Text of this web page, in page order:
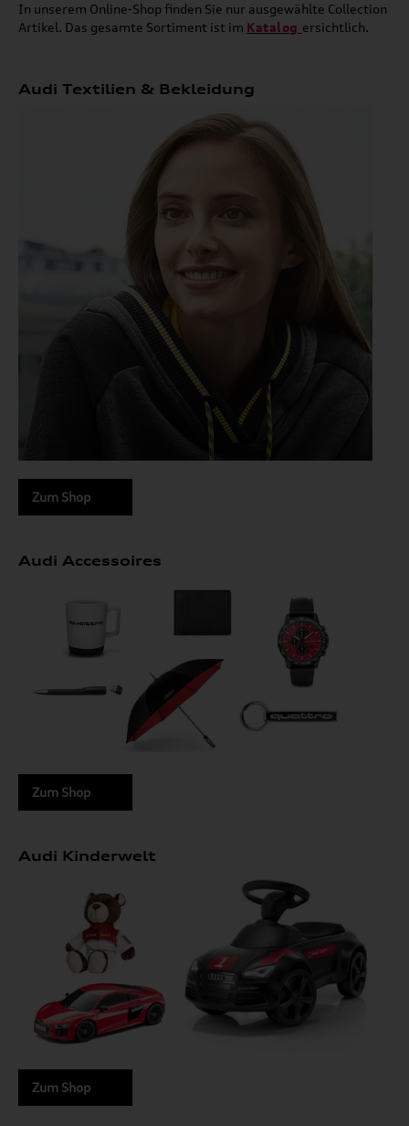
In unserem Online-Shop finden Sie nur ausgewählte Collection
Artikel. Das gesamte Sortiment ist im Katalog ersichtlich.
Audi Textilien & Bekleidung
Zum Shop
Audi Accessoires
Zum Shop
Audi Kinderwelt
Zum Shop